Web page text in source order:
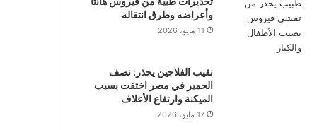
وأعراضه وطرق انتقاله
11 مايو، 2026
نقيب الفلاحين يحذر: نصف
الحمير في مصر اختفت بسبب
الميكنة وارتفاع الأعلاف
17 مايو، 2026